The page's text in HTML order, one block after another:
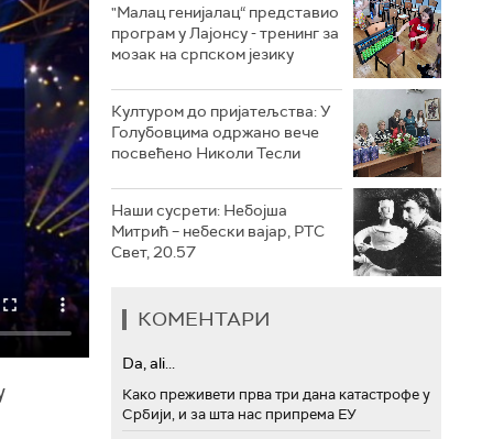
"Малац генијалац“ представио
програм у Лајонсу - тренинг за
мозак на српском језику
Културом до пријатељства: У
Голубовцима одржано вече
посвећено Николи Тесли
Наши сусрети: Небојша
Митрић – небески вајар, РТС
Свет, 20.57
КОМЕНТАРИ
Da, ali...
Како преживети прва три дана катастрофе у
Србији, и за шта нас припрема ЕУ